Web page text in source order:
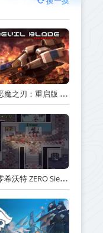
《恶魔之刃：重启版 DEVIL BLADE REBOOT》v1.2.4-免安装中文版丨中文版网盘下载
《零希沃特 ZERO Sievert》v1.2.59-免安装中文版丨中文版网盘下载